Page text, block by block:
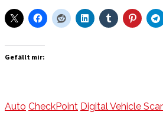
Gefällt mir:
Auto CheckPoint Digital Vehicle